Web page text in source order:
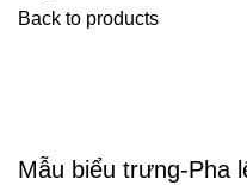
Back to products
Mẫu biểu trưng-Pha